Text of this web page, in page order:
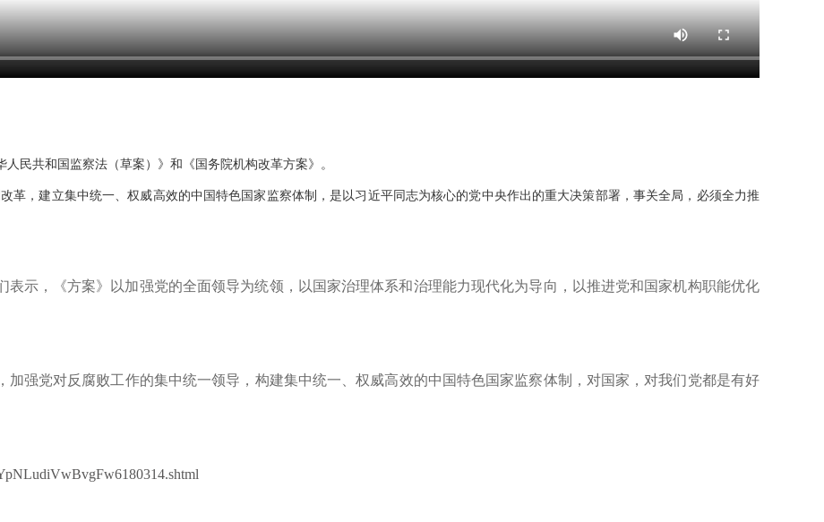
共和国监察法（草案）》和《国务院机构改革方案》。
，建立集中统一、权威高效的中国特色国家监察体制，是以习近平同志为核心的党中央作出的重大决策部署，事关全局，必须全力推
示，《方案》以加强党的全面领导为统领，以国家治理体系和治理能力现代化为导向，以推进党和国家机构职能优化
强党对反腐败工作的集中统一领导，构建集中统一、权威高效的中国特色国家监察体制，对国家，对我们党都是有好